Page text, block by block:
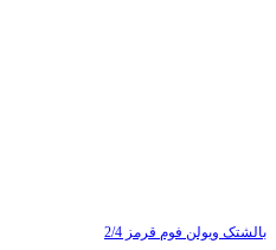
بالشتک ویولن فوم قرمز 2/4